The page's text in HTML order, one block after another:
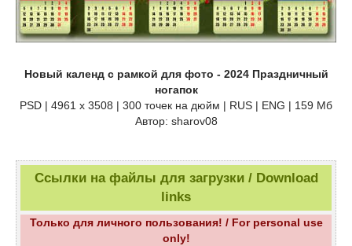
Новый календ с рамкой для фото - 2024 Праздничный
ногапок
PSD | 4961 х 3508 | 300 точек на дюйм | RUS | ENG | 159 Мб
Автор: sharov08
Ссылки на файлы для загрузки / Download
links
Только для личного пользования! / For personal use
only!